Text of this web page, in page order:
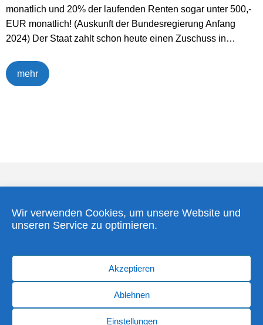
Wir verwenden Cookies, um unsere Website und
unseren Service zu optimieren.
Akzeptieren
Ablehnen
Einstellungen
monatlich und 20% der laufenden Renten sogar unter 500,-
EUR monatlich! (Auskunft der Bundesregierung Anfang
2024) Der Staat zahlt schon heute einen Zuschuss in…
mehr
Cookie-Richtlinie (EU)